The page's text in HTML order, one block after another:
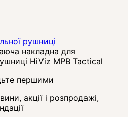
рушниці
накладна для
HiViz MPB Tactical
першими
акції і розпродажі,